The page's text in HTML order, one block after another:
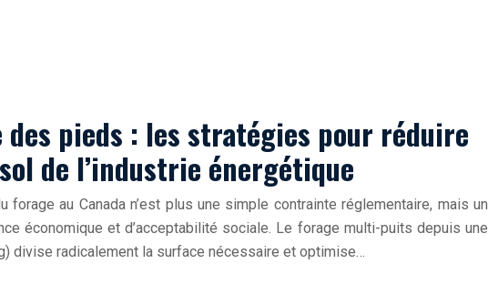
des pieds : les stratégies pour réduire
de l’industrie énergétique
forage au Canada n’est plus une simple contrainte réglementaire, mais un
économique et d’acceptabilité sociale. Le forage multi-puits depuis une
divise radicalement la surface nécessaire et optimise…